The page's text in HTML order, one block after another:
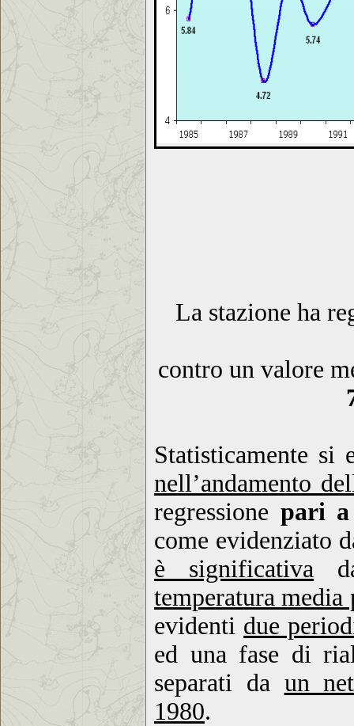
La stazione ha
contro un valore
Statisticamente si
nell’andamento
regressione pari a
come evidenziato
è significativa
temperatura media
evidenti due
ed una fase di
separati da un
1980.